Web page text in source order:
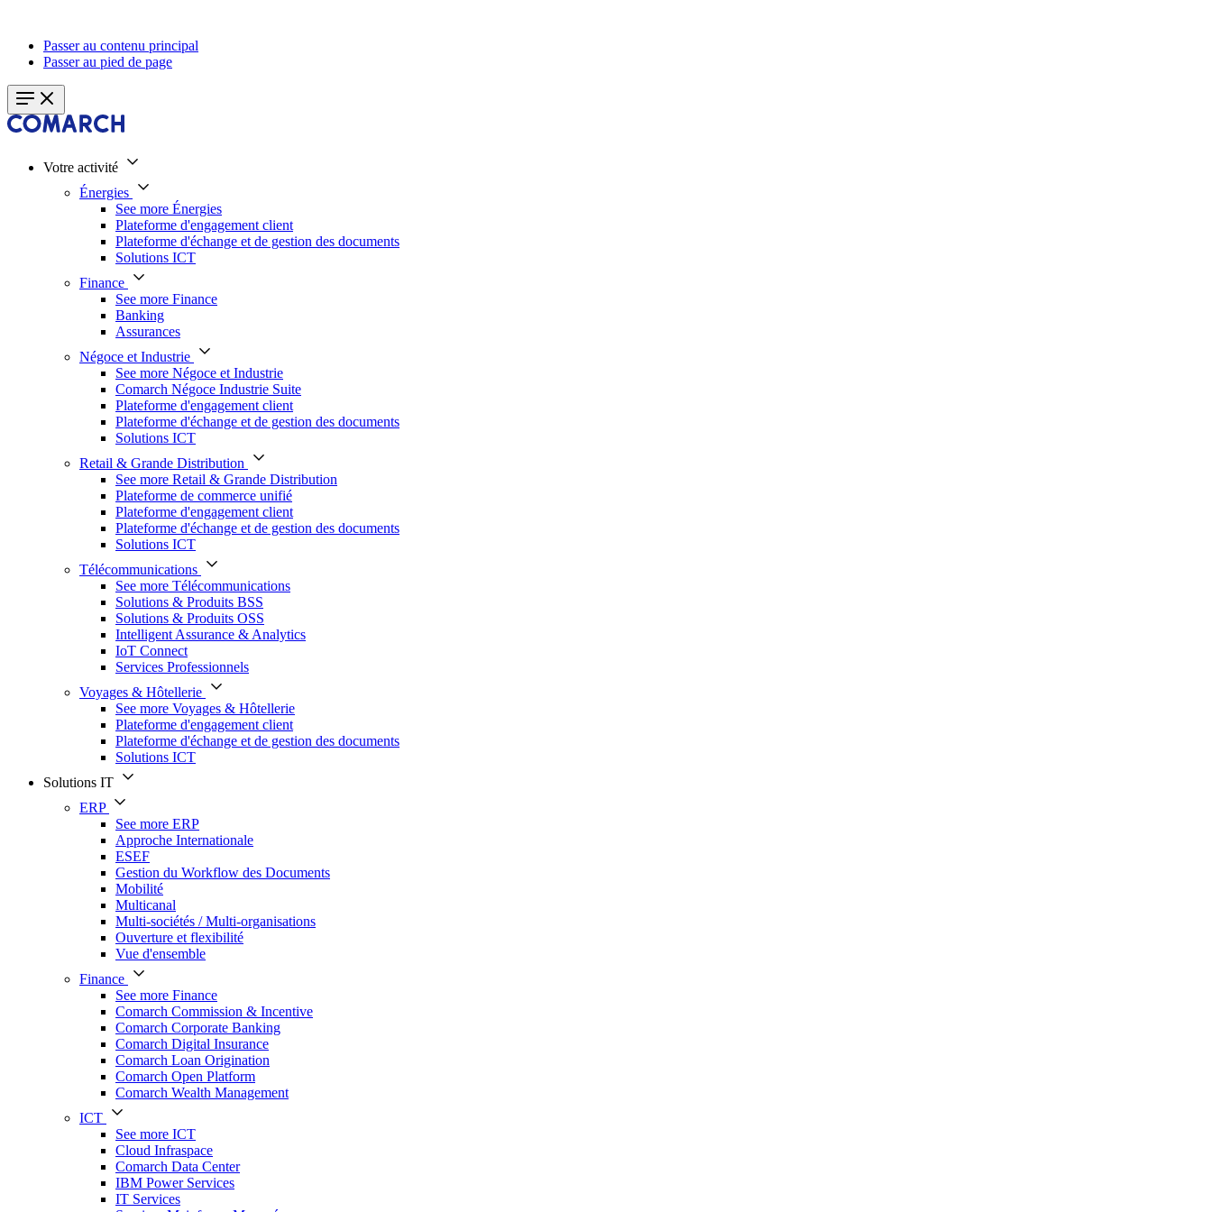
Passer au contenu principal
Passer au pied de page
Votre activité
Énergies
See more Énergies
Plateforme d'engagement client
Plateforme d'échange et de gestion des documents
Solutions ICT
Finance
See more Finance
Banking
Assurances
Négoce et Industrie
See more Négoce et Industrie
Comarch Négoce Industrie Suite
Plateforme d'engagement client
Plateforme d'échange et de gestion des documents
Solutions ICT
Retail & Grande Distribution
See more Retail & Grande Distribution
Plateforme de commerce unifié
Plateforme d'engagement client
Plateforme d'échange et de gestion des documents
Solutions ICT
Télécommunications
See more Télécommunications
Solutions & Produits BSS
Solutions & Produits OSS
Intelligent Assurance & Analytics
IoT Connect
Services Professionnels
Voyages & Hôtellerie
See more Voyages & Hôtellerie
Plateforme d'engagement client
Plateforme d'échange et de gestion des documents
Solutions ICT
Solutions IT
ERP
See more ERP
Approche Internationale
ESEF
Gestion du Workflow des Documents
Mobilité
Multicanal
Multi-sociétés / Multi-organisations
Ouverture et flexibilité
Vue d'ensemble
Finance
See more Finance
Comarch Commission & Incentive
Comarch Corporate Banking
Comarch Digital Insurance
Comarch Loan Origination
Comarch Open Platform
Comarch Wealth Management
ICT
See more ICT
Cloud Infraspace
Comarch Data Center
IBM Power Services
IT Services